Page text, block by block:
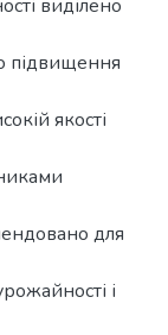
виділено
підвищення
якості
для
і